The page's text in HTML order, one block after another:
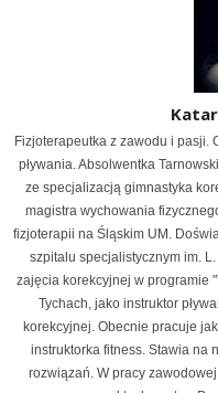
Fizjoterapeutka z zawodu i pasji.
pływania. Absolwentka
ze specjalizacją gimnastyka
magistra wychowania
fizjoterapii na Śląskim UM.
szpitalu specjalistycznym im.
zajęcia korekcyjnej w programie
Tychach, jako instruktor
korekcyjnej. Obecnie pracuje
instruktorka fitness. Stawia na
rozwiązań. W pracy